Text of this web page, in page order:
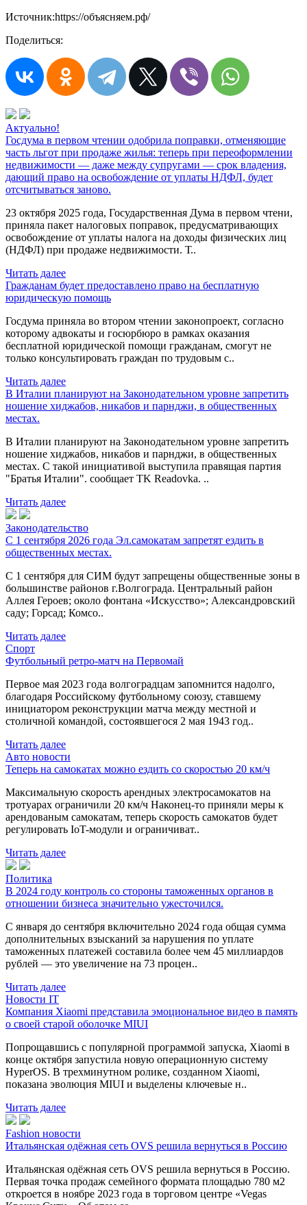
Источник:https://объясняем.рф/
Поделиться:
Актуально!
Госдума в первом чтении одобрила поправки, отменяющие
часть льгот при продаже жилья: теперь при переоформлении
недвижимости — даже между супругами — срок владения,
дающий право на освобождение от уплаты НДФЛ, будет
отсчитываться заново.
23 октября 2025 года, Государственная Дума в первом чтени,
приняла пакет налоговых поправок, предусматривающих
освобождение от уплаты налога на доходы физических лиц
(НДФЛ) при продаже недвижимости. Т..
Читать далее
Гражданам будет предоставлено право на бесплатную
юридическую помощь
Госдума приняла во втором чтении законопроект, согласно
которому адвокаты и госюрбюро в рамках оказания
бесплатной юридической помощи гражданам, смогут не
только консультировать граждан по трудовым с..
Читать далее
В Италии планируют на Законодательном уровне запретить
ношение хиджабов, никабов и парнджи, в общественных
местах.
В Италии планируют на Законодательном уровне запретить
ношение хиджабов, никабов и парнджи, в общественных
местах. С такой инициативой выступила правящая партия
"Братья Италии". сообщает TK Readovka. ..
Читать далее
Законодательство
С 1 сентября 2026 года Эл.самокатам запретят ездить в
общественных местах.
С 1 сентября для СИМ будут запрещены общественные зоны в
большинстве районов г.Волгограда. Центральный район
Аллея Героев; около фонтана «Искусство»; Александровский
саду; Горсад; Комсо..
Читать далее
Спорт
Футбольный ретро-матч на Первомай
Первое мая 2023 года волгоградцам запомнится надолго,
благодаря Российскому футбольному союзу, ставшему
инициатором реконструкции матча между местной и
столичной командой, состоявшегося 2 мая 1943 год..
Читать далее
Авто новости
Теперь на самокатах можно ездить со скоростью 20 км/ч
Максимальную скорость арендных электросамокатов на
тротуарах ограничили 20 км/ч Наконец-то приняли меры к
арендованым самокатам, теперь скорость самокатов будет
регулировать IoT-модули и ограничиват..
Читать далее
Политика
В 2024 году контроль со стороны таможенных органов в
отношении бизнеса значительно ужесточился.
С января до сентября включительно 2024 года общая сумма
дополнительных взысканий за нарушения по уплате
таможенных платежей составила более чем 45 миллиардов
рублей — это увеличение на 73 процен..
Читать далее
Новости IT
Компания Xiaomi представила эмоциональное видео в память
о своей старой оболочке MIUI
Попрощавшись с популярной программой запуска, Xiaomi в
конце октября запустила новую операционную систему
HyperOS. В трехминутном ролике, созданном Xiaomi,
показана эволюция MIUI и выделены ключевые н..
Читать далее
Fashion новости
Итальянская одёжная сеть OVS решила вернуться в Россию
Итальянская одёжная сеть OVS решила вернуться в Россию.
Первая точка продаж семейного формата площадью 780 м2
откроется в ноябре 2023 года в торговом центре «Vegas